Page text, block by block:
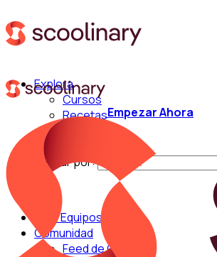
Explora
Cursos
Recetas
Buscar por:
Para Equipos
Comunidad
Feed de Cocina
Empezar Ahora